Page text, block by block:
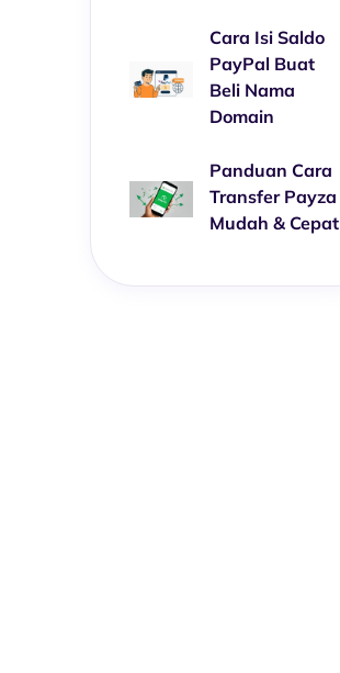
Cara Isi Saldo
PayPal Buat
Beli Nama
Domain
Panduan Cara
Transfer Payza
Mudah & Cepat